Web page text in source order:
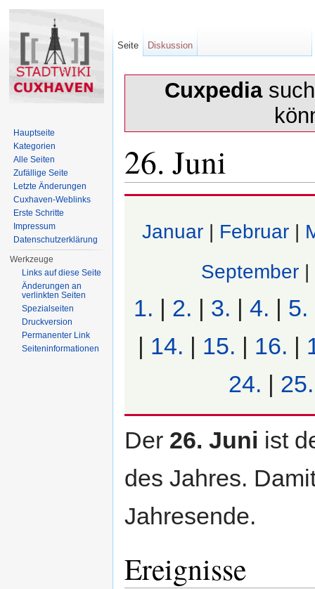
Cuxpedia
26. Juni
Januar | Februar |
September |
1. 2. 3. 4. 5.
14. 15. 16.
24.
25.
Der 26. Juni ist
des Jahres.
Jahresende.
Ereignisse
Seite Diskussion
Hauptseite
Kategorien
Alle Seiten
Zufällige Seite
Letzte Änderungen
Cuxhaven-Weblinks
Erste Schritte
Impressum
Datenschutzerklärung
Werkzeuge
Links auf diese Seite
Änderungen an
verlinkten Seiten
Spezialseiten
Druckversion
Permanenter Link
Seiten­informationen